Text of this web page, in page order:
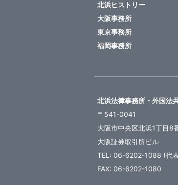
北浜ヒストリー
大阪事務所
東京事務所
福岡事務所
北浜法律事務所・外国法
〒541-0041
大阪市中央区北浜1丁目8
大阪証券取引所ビル
TEL: 06-6202-1088 (代
FAX: 06-6202-1080